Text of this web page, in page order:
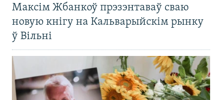
Максім Жбанкоў прэзэнтаваў сваю
новую кнігу на Кальварыйскім рынку
ў Вільні